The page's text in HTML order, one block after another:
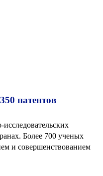
патентов
Более 700 ученых
и совершенствованием